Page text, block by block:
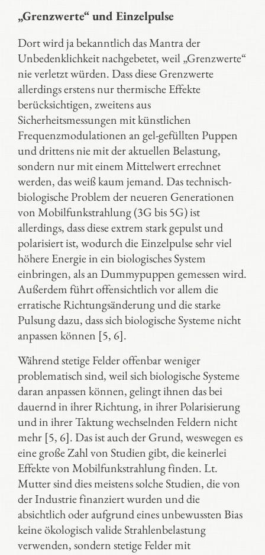
„Grenzwerte“ und Einzelpulse
Dort wird ja bekanntlich das Mantra der
Unbedenklichkeit nachgebetet, weil „Grenzwerte“
nie verletzt würden. Dass diese Grenzwerte
allerdings erstens nur thermische Effekte
berücksichtigen, zweitens aus
Sicherheitsmessungen mit künstlichen
Frequenzmodulationen an gel-gefüllten Puppen
und drittens nie mit der aktuellen Belastung,
sondern nur mit einem Mittelwert errechnet
werden, das weiß kaum jemand. Das technisch-
biologische Problem der neueren Generationen
von Mobilfunkstrahlung (3G bis 5G) ist
allerdings, dass diese extrem stark gepulst und
polarisiert ist, wodurch die Einzelpulse sehr viel
höhere Energie in ein biologisches System
einbringen, als an Dummypuppen gemessen wird.
Außerdem führt offensichtlich vor allem die
erratische Richtungsänderung und die starke
Pulsung dazu, dass sich biologische Systeme nicht
anpassen können [5, 6].
Während stetige Felder offenbar weniger
problematisch sind, weil sich biologische Systeme
daran anpassen können, gelingt ihnen das bei
dauernd in ihrer Richtung, in ihrer Polarisierung
und in ihrer Taktung wechselnden Feldern nicht
mehr [5, 6]. Das ist auch der Grund, weswegen es
eine große Zahl von Studien gibt, die keinerlei
Effekte von Mobilfunkstrahlung finden. Lt.
Mutter sind dies meistens solche Studien, die von
der Industrie finanziert wurden und die
absichtlich oder aufgrund eines unbewussten Bias
keine ökologisch valide Strahlenbelastung
verwenden, sondern stetige Felder mit